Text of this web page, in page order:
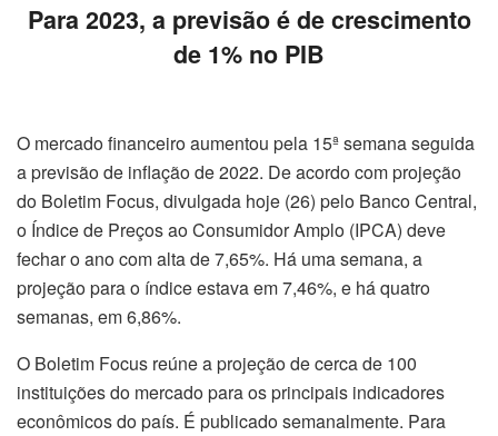
Para 2023, a previsão é de crescimento
de 1% no PIB
O mercado financeiro aumentou pela 15ª semana seguida
a previsão de inflação de 2022. De acordo com projeção
do Boletim Focus, divulgada hoje (26) pelo Banco Central,
o Índice de Preços ao Consumidor Amplo (IPCA) deve
fechar o ano com alta de 7,65%. Há uma semana, a
projeção para o índice estava em 7,46%, e há quatro
semanas, em 6,86%.
O Boletim Focus reúne a projeção de cerca de 100
instituições do mercado para os principais indicadores
econômicos do país. É publicado semanalmente. Para